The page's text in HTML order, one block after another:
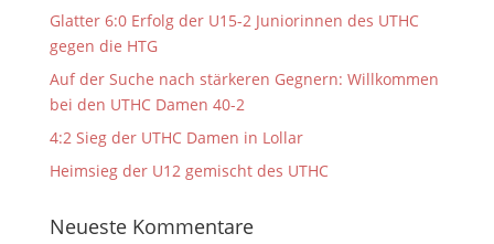
Glatter 6:0 Erfolg der U15-2 Juniorinnen des UTHC
gegen die HTG
Auf der Suche nach stärkeren Gegnern: Willkommen
bei den UTHC Damen 40-2
4:2 Sieg der UTHC Damen in Lollar
Heimsieg der U12 gemischt des UTHC
Neueste Kommentare